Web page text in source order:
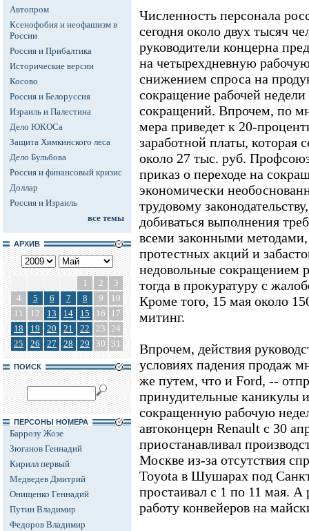
Автопром
Ксенофобия и неофашизм в
России
Россия и Прибалтика
Исторические версии
Косово
Россия и Белоруссия
Израиль и Палестина
Дело ЮКОСа
Защита Химкинского леса
Дело Бульбова
Россия и финансовый кризис
Доллар
Россия и Израиль
все темы
АРХИВ
1 2
3
4
5 6 7 8 9
10
11
12 13 14 15 16
17
18
19 20 21 22 23 24
25
26 27 28 29 30 31
ПОИСК
ПЕРСОНЫ НОМЕРА
Баррозу Жозе
Зюганов Геннадий
Кирилл первый
Медведев Дмитрий
Онищенко Геннадий
Путин Владимир
Федоров Владимир
Численность персонала
сегодня около двух тысяч
руководители концерна
на четырехдневную
снижением спроса на
сокращение рабочей недели
сокращений. Впрочем, по
мера приведет к 20-
заработной платы, которая
около 27 тыс. руб.
приказ о переходе на
экономически
трудовому
добиваться выполнения
всеми законными
протестных акций и
недовольные сокращением
тогда в прокуратуру с
Кроме того, 15 мая около
митинг.
Впрочем, действия
условиях падения продаж
же путем, что и Ford, --
принудительные каникулы
сокращенную рабочую
автоконцерн Renault с 30
приостанавливал
Москве из-за отсутствия
Toyota в Шушарах под
простаивал с 1 по 11 мая.
работу конвейеров на